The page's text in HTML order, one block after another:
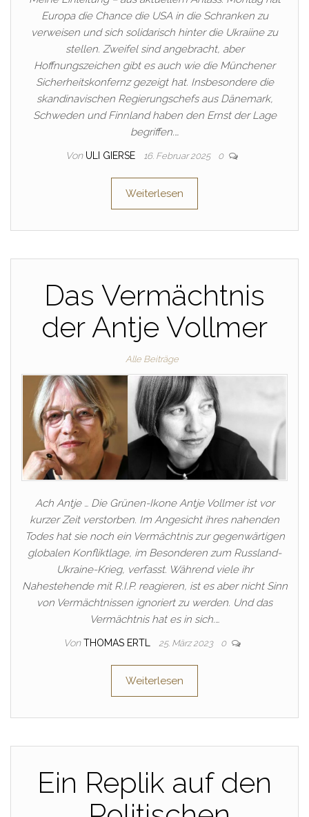
Europa die Chance die USA in die Schranken zu
verweisen und sich solidarisch hinter die Ukraiine zu
stellen. Zweifel sind angebracht, aber
Hoffnungszeichen gibt es auch wie die Münchener
Sicherheitskonfernz gezeigt hat. Insbesondere die
skandinavischen Regierungschefs aus Dänemark,
Schweden und Finnland haben den Ernst der Lage
begriffen.…
Von ULI GIERSE 16. Februar 2025 0
Weiterlesen
Das Vermächtnis
der Antje Vollmer
Alle Beiträge
Ach Antje … Die Grünen-Ikone Antje Vollmer ist vor
kurzer Zeit verstorben. Im Angesicht ihres nahenden
Todes hat sie noch ein Vermächtnis zur gegenwärtigen
globalen Konfliktlage, im Besonderen zum Russland-
Ukraine-Krieg, verfasst. Während viele ihr
Nahestehende mit R.I.P. reagieren, ist es aber nicht Sinn
von Vermächtnissen ignoriert zu werden. Und das
Vermächtnis hat es in sich.…
Von THOMAS ERTL 25. März 2023 0
Weiterlesen
Ein Replik auf den